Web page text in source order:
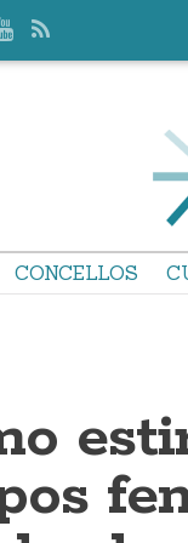
CONCELLOS